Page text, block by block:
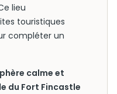
lieu
touristiques
compléter un
calme et
du Fort Fincastle